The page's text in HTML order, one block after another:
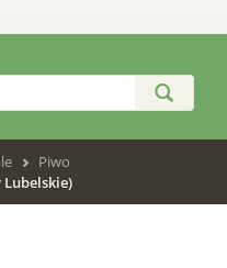
Piwo
Lubelskie)